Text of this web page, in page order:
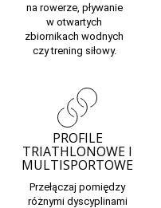
na rowerze, pływanie
w otwartych
zbiornikach wodnych
czy trening siłowy.
PROFILE
TRIATHLONOWE I
MULTISPORTOWE
Przełączaj pomiędzy
różnymi dyscyplinami